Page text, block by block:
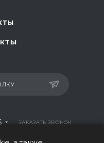
ЗАКАЗАТЬ ЗВОНОК
sport.ru